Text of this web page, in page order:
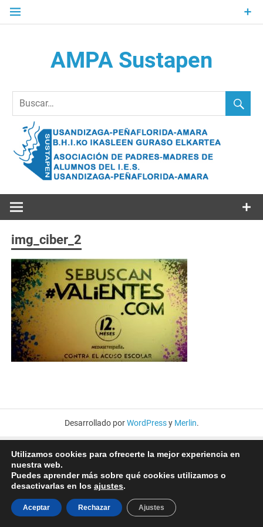
Saltar
AMPA Sustapen
Elkartea Asociación de Padres-Madres de Alumnos del I.E.S.
img_ciber_2
Desarrollado porWordPressy Merlin.
Utilizamos cookies para ofrecerte la mejor experiencia en
nuestra web.
Puedes aprender más sobre qué cookies utilizamos o
desactivarlas en los ajustes.
Aceptar Rechazar Ajustes